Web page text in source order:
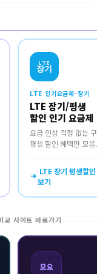
LTE
장기
LTE 인기요금제-장기
LTE 장기/평생
할인 인기 요금
요금 인상 걱정 없는
평생 할인 혜택만 모음.
LTE 장기 평생할
보기
교 사이트 바로가기
모요